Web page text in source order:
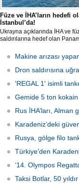
Füze ve İHA’ların hedefi
İstanbul’da!
Ukrayna açıklarında İHA ve
saldırılarına hedef olan
Zehma’, hasarlı şekilde İstanbul
Boğazı’ndan geçişini
Makine arızası
Dron saldırısına
'REGAL 1' isimli
Gemide 5 ton
Rus İHA’ları, Alman
Karadeniz’deki
Rusya, gölge filo
Türkiye’den
‘14. Olympos
Taksi Botlar, 50